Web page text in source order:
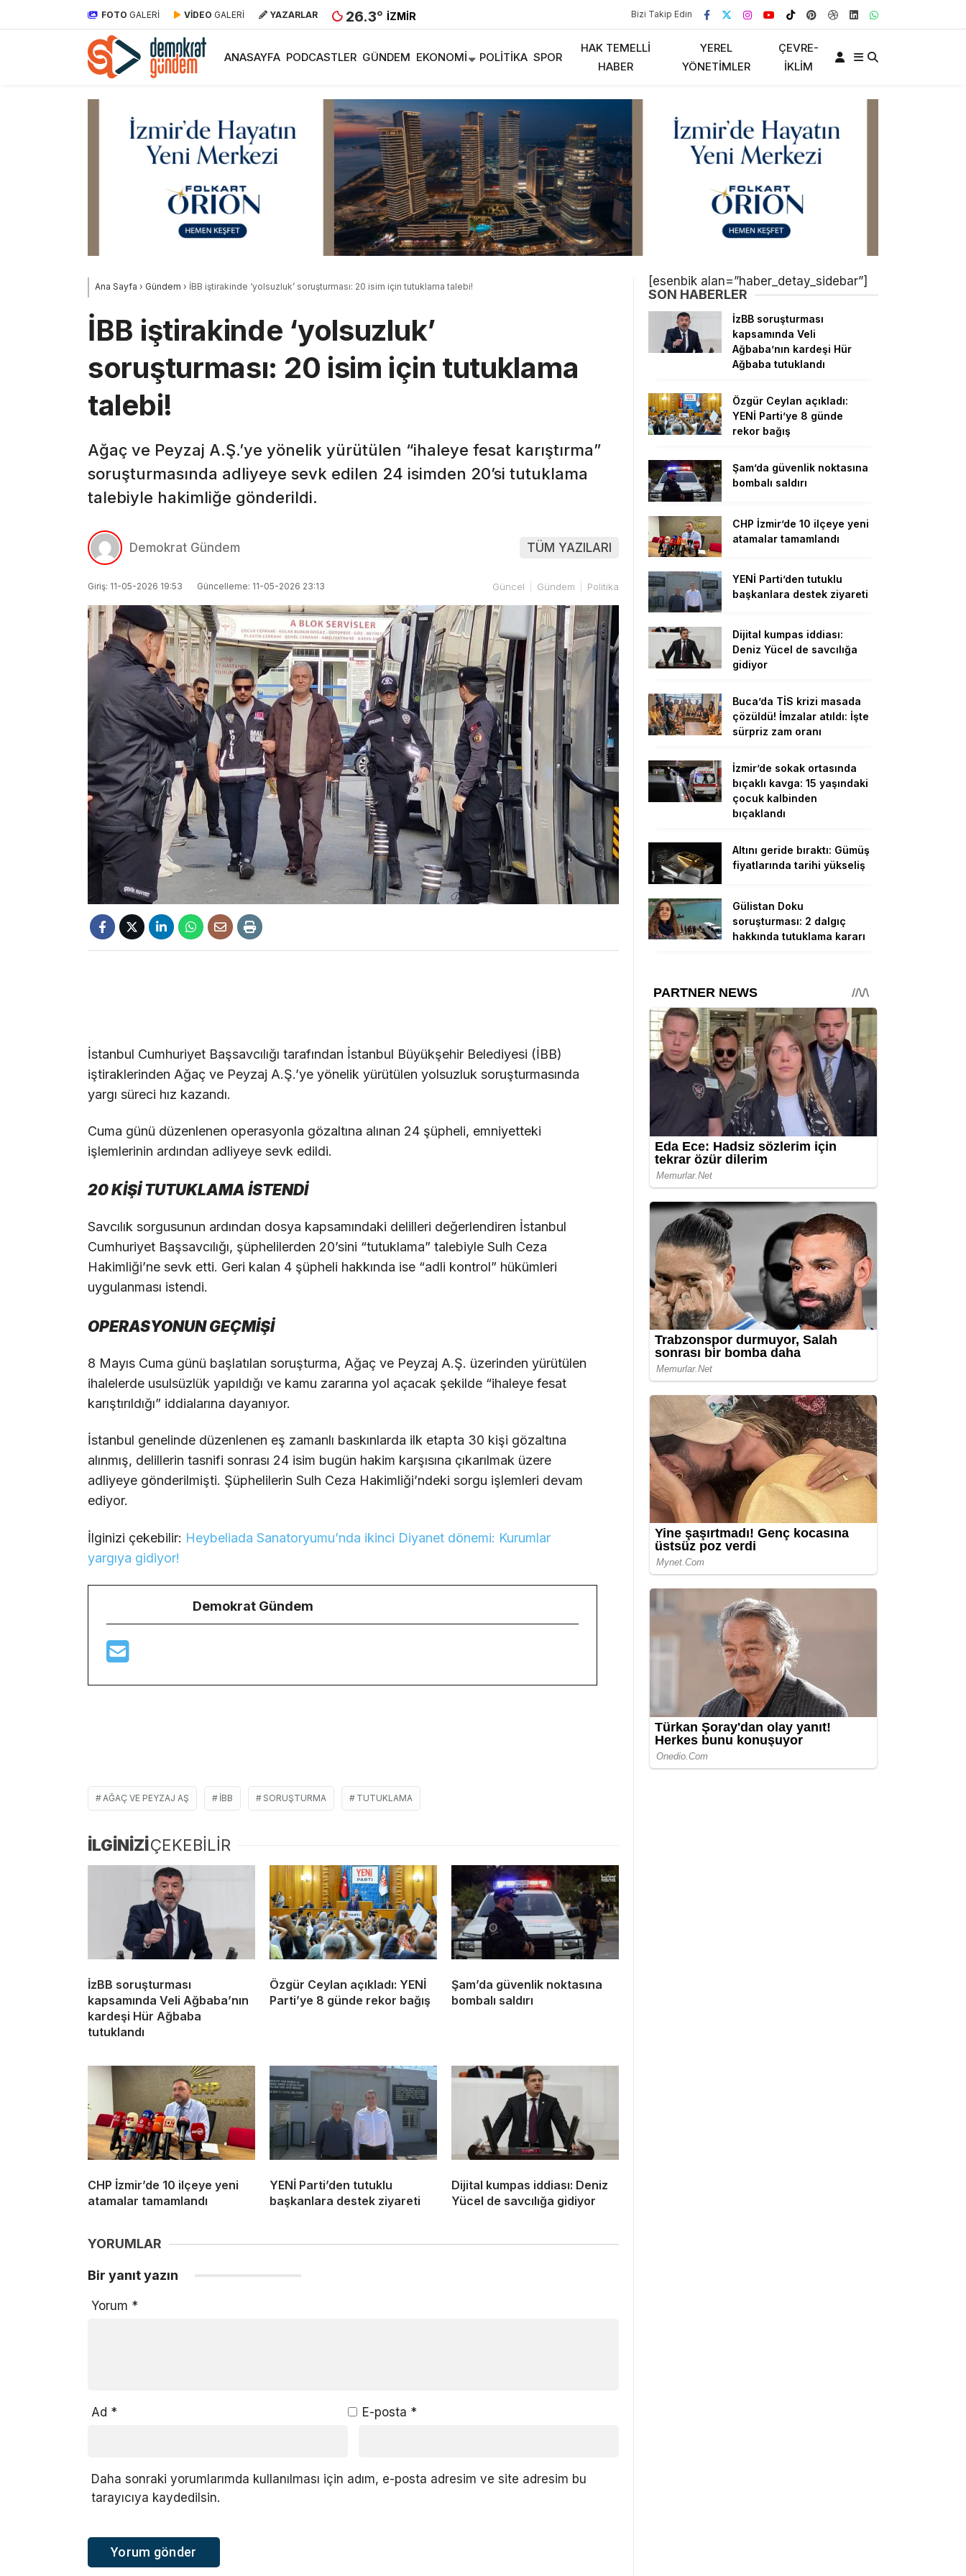
FOTO GALERİ VİDEO GALERİ YAZARLAR 26.3° İZMIR Bizi Takip Edin
ANASAYFA PODCASTLER GÜNDEM EKONOMI POLITIKA SPOR
HAK TEMELLI
HABER
YEREL
YÖNETIMLER
ÇEVRE-
İKLIM
Ana Sayfa › Gündem › İBB iştirakinde ‘yolsuzluk’ soruşturması: 20 isim için tutuklama talebi!
İBB iştirakinde ‘yolsuzluk’
soruşturması: 20 isim için tutuklama
talebi!
Ağaç ve Peyzaj A.Ş.’ye yönelik yürütülen “ihaleye fesat karıştırma”
soruşturmasında adliyeye sevk edilen 24 isimden 20’si tutuklama
talebiyle hakimliğe gönderildi.
Demokrat Gündem TÜM YAZILARI
Giriş: 11-05-2026 19:53 Güncelleme: 11-05-2026 23:13 Güncel Gündem Politika
İstanbul Cumhuriyet Başsavcılığı tarafından İstanbul Büyükşehir Belediyesi (İBB)
iştiraklerinden Ağaç ve Peyzaj A.Ş.’ye yönelik yürütülen yolsuzluk soruşturmasında
yargı süreci hız kazandı.
Cuma günü düzenlenen operasyonla gözaltına alınan 24 şüpheli, emniyetteki
işlemlerinin ardından adliyeye sevk edildi.
20 KİŞİ TUTUKLAMA İSTENDİ
Savcılık sorgusunun ardından dosya kapsamındaki delilleri değerlendiren İstanbul
Cumhuriyet Başsavcılığı, şüphelilerden 20’sini “tutuklama” talebiyle Sulh Ceza
Hakimliği’ne sevk etti. Geri kalan 4 şüpheli hakkında ise “adli kontrol” hükümleri
uygulanması istendi.
OPERASYONUN GEÇMİŞİ
8 Mayıs Cuma günü başlatılan soruşturma, Ağaç ve Peyzaj A.Ş. üzerinden yürütülen
ihalelerde usulsüzlük yapıldığı ve kamu zararına yol açacak şekilde “ihaleye fesat
karıştırıldığı” iddialarına dayanıyor.
İstanbul genelinde düzenlenen eş zamanlı baskınlarda ilk etapta 30 kişi gözaltına
alınmış, delillerin tasnifi sonrası 24 isim bugün hakim karşısına çıkarılmak üzere
adliyeye gönderilmişti. Şüphelilerin Sulh Ceza Hakimliği’ndeki sorgu işlemleri devam
ediyor.
İlginizi çekebilir: Heybeliada Sanatoryumu’nda ikinci Diyanet dönemi: Kurumlar
yargıya gidiyor!
Demokrat Gündem
AĞAÇ VE PEYZAJ AŞ IBB SORUŞTURMA TUTUKLAMA
İLGİNİZİÇEKEBİLİR
İzBB soruşturması
kapsamında Veli Ağbaba’nın
kardeşi Hür Ağbaba
tutuklandı
Özgür Ceylan açıkladı: YENİ
Parti’ye 8 günde rekor bağış
Şam’da güvenlik noktasına
bombalı saldırı
CHP İzmir’de 10 ilçeye yeni
atamalar tamamlandı
YENİ Parti’den tutuklu
başkanlara destek ziyareti
Dijital kumpas iddiası: Deniz
Yücel de savcılığa gidiyor
YORUMLAR
Bir yanıt yazın
Yorum *
Ad * E-posta *
Daha sonraki yorumlarımda kullanılması için adım, e-posta adresim ve site adresim bu
tarayıcıya kaydedilsin.
[esenbik alan=”haber_detay_sidebar”]
SON HABERLER
İzBB soruşturması
kapsamında Veli
Ağbaba’nın kardeşi Hür
Ağbaba tutuklandı
Özgür Ceylan açıkladı:
YENİ Parti’ye 8 günde
rekor bağış
Şam’da güvenlik noktasına
bombalı saldırı
CHP İzmir’de 10 ilçeye yeni
atamalar tamamlandı
YENİ Parti’den tutuklu
başkanlara destek ziyareti
Dijital kumpas iddiası:
Deniz Yücel de savcılığa
gidiyor
Buca’da TİS krizi masada
çözüldü! İmzalar atıldı: İşte
sürpriz zam oranı
İzmir’de sokak ortasında
bıçaklı kavga: 15 yaşındaki
çocuk kalbinden
bıçaklandı
Altını geride bıraktı: Gümüş
fiyatlarında tarihi yükseliş
Gülistan Doku
soruşturması: 2 dalgıç
hakkında tutuklama kararı